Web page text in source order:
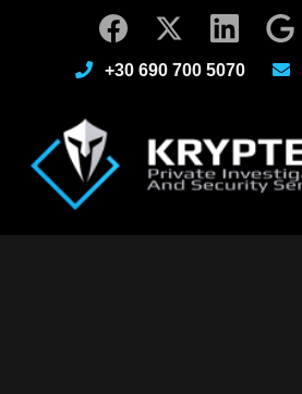
+30 690 700 5070